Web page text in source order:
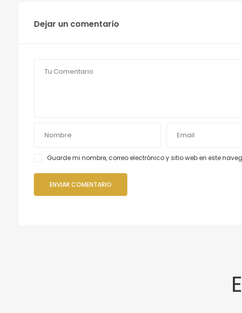
Dejar un comentario
Guarde mi nombre, correo electrónico y sitio web en este